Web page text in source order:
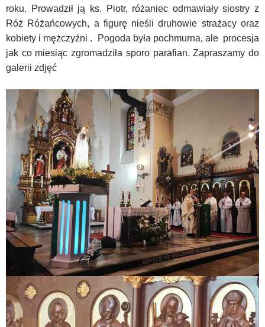
roku. Prowadził ją ks. Piotr, różaniec odmawiały siostry z
Róż Różańcowych, a figurę nieśli druhowie strażacy oraz
kobiety i mężczyźni . Pogoda była pochmurna, ale procesja
jak co miesiąc zgromadziła sporo parafian. Zapraszamy do
galerii zdjęć